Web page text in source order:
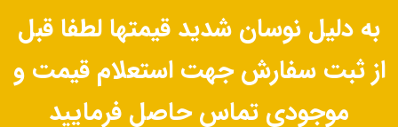
به دلیل نوسان شدید قیمتها لطفا قبل
از ثبت سفارش جهت استعلام قیمت و
موجودی تماس حاصل فرمایید